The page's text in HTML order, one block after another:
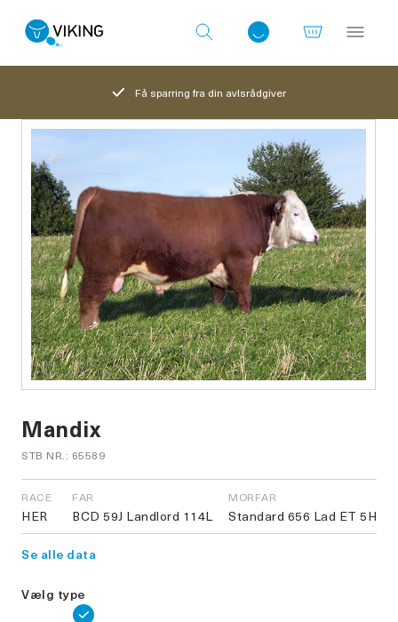
Log ind med det samme
Få sparring fra din avlsrådgiver
Mandix
STB NR.: 65589
RACE
HER
FAR
BCD 59J Landlord 114L
MORFAR
Standard 656 Lad ET 5H
Se alle data
Vælg type